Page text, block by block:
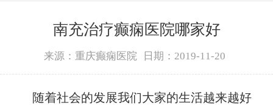
南充治疗癫痫医院哪家好
来源：重庆癫痫医院 日期：2019-11-20
随着社会的发展我们大家的生活越来越好